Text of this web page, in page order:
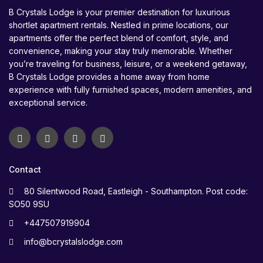
B Crystals Lodge is your premier destination for luxurious
shortlet apartment rentals. Nestled in prime locations, our
apartments offer the perfect blend of comfort, style, and
convenience, making your stay truly memorable. Whether
you’re traveling for business, leisure, or a weekend getaway,
B Crystals Lodge provides a home away from home
experience with fully furnished spaces, modern amenities, and
exceptional service.
Contact
80 Silentwood Road, Eastleigh - Southampton. Post code:
SO50 9SU
+447507919904
info@bcrystalslodge.com